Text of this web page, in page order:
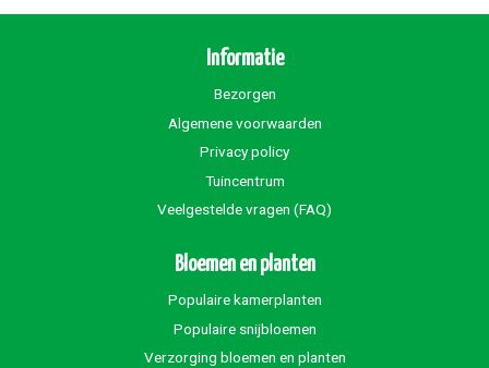
Informatie
Bezorgen
Algemene voorwaarden
Privacy policy
Tuincentrum
Veelgestelde vragen (FAQ)
Bloemen en planten
Populaire kamerplanten
Populaire snijbloemen
Verzorging bloemen en planten